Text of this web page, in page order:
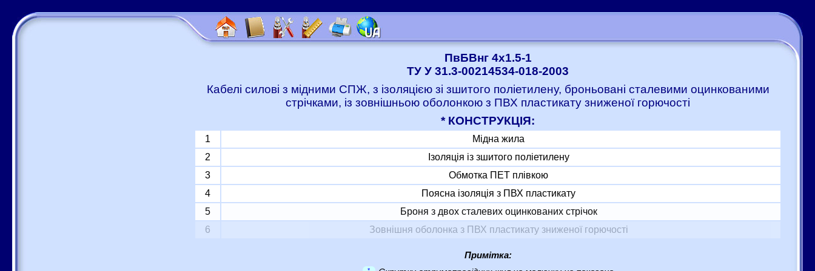
ПвБВнг 4x1.5-1
ТУ У 31.3-00214534-018-2003
Кабелі силові з мідними СПЖ, з ізоляцією зі зшитого поліетилену, броньовані сталевими оцинкованими
стрічками, із зовнішньою оболонкою з ПВХ пластикату зниженої горючості
* КОНСТРУКЦІЯ:
1
Мідна жила
2
Ізоляція із зшитого поліетилену
3
Обмотка ПЕТ плівкою
4
Поясна ізоляція з ПВХ пластикату
5
Броня з двох сталевих оцинкованих стрічок
6
Зовнішня оболонка з ПВХ пластикату зниженої горючості
Примітка: